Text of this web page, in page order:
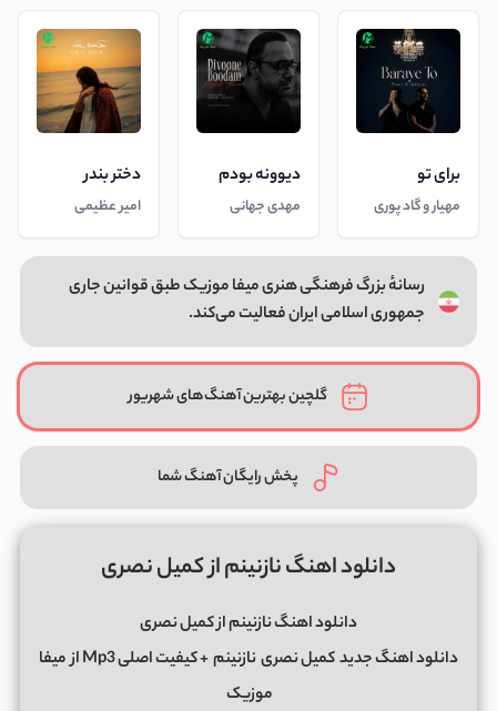
برای تو
مهیار و گاد پوری
دیوونه بودم
مهدی جهانی
دختر بندر
امیر عظیمی
رسانهٔ بزرگ فرهنگی هنری میفا موزیک طبق قوانین جاری
جمهوری اسلامی ایران فعالیت می‌کند.
گلچین بهترین آهنگ‌های شهریور
پخش رایگان آهنگ شما
دانلود اهنگ نازنینم از کمیل نصری
دانلود اهنگ نازنینم از کمیل نصری
دانلود اهنگ جدیدکمیل نصرینازنینم + کیفیت اصلی Mp3 از
میفا
موزیک